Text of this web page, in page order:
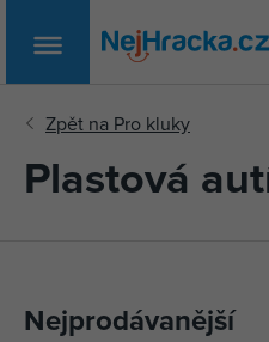
Plastová
Nejprodávanější